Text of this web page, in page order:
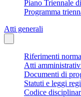
Piano Triennale
Programma
Atti generali
Riferimenti
Atti
Documenti di
Statuti e leggi
Codice